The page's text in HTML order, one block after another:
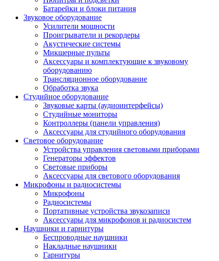
Батарейки и блоки питания
Звуковое оборудование
Усилители мощности
Проигрыватели и рекордеры
Акустические системы
Микшерные пульты
Аксессуары и комплектующие к звуковому
оборудованию
Трансляционное оборудование
Обработка звука
Студийное оборудование
Звуковые карты (аудиоинтерфейсы)
Студийные мониторы
Контроллеры (панели управления)
Аксессуары для студийного оборудования
Световое оборудование
Устройства управления световыми приборами
Генераторы эффектов
Световые приборы
Аксессуары для светового оборудования
Микрофоны и радиосистемы
Микрофоны
Радиосистемы
Портативные устройства звукозаписи
Аксессуары для микрофонов и радиосистем
Наушники и гарнитуры
Беспроводные наушники
Накладные наушники
Гарнитуры